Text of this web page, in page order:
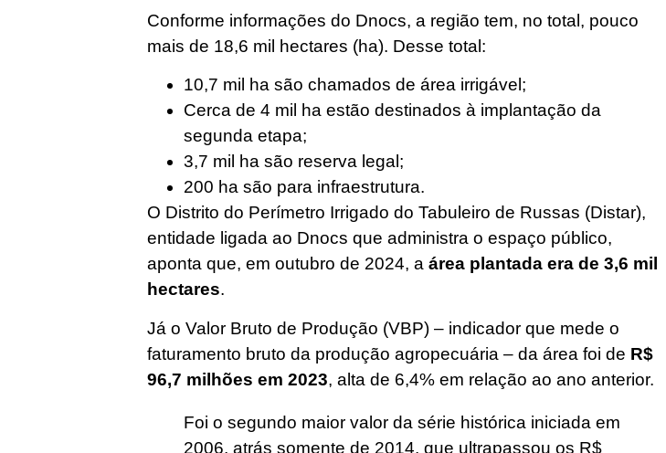
Conforme informações do Dnocs, a região tem, no total, pouco
mais de 18,6 mil hectares (ha). Desse total:
10,7 mil ha são chamados de área irrigável;
Cerca de 4 mil ha estão destinados à implantação da
segunda etapa;
3,7 mil ha são reserva legal;
200 ha são para infraestrutura.
O Distrito do Perímetro Irrigado do Tabuleiro de Russas (Distar),
entidade ligada ao Dnocs que administra o espaço público,
aponta que, em outubro de 2024, aárea plantada era de 3,6 mil
hectares.
Já o Valor Bruto de Produção (VBP) – indicador que mede o
faturamento bruto da produção agropecuária – da área foi de R$
96,7 milhões em 2023, alta de 6,4% em relação ao ano anterior.
Foi o segundo maior valor da série histórica iniciada em
2006, atrás somente de 2014, que ultrapassou os R$